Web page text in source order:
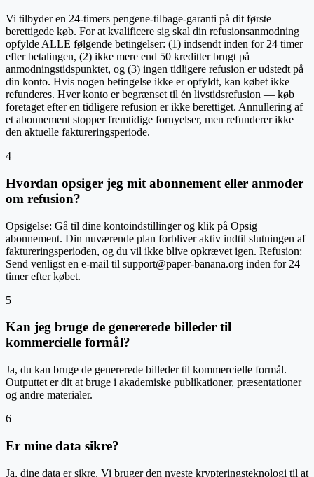
Vi tilbyder en 24-timers pengene-tilbage-garanti på dit første
berettigede køb. For at kvalificere sig skal din refusionsanmodning
opfylde ALLE følgende betingelser: (1) indsendt inden for 24 timer
efter betalingen, (2) ikke mere end 50 kreditter brugt på
anmodningstidspunktet, og (3) ingen tidligere refusion er udstedt på
din konto. Hvis nogen betingelse ikke er opfyldt, kan købet ikke
refunderes. Hver konto er begrænset til én livstidsrefusion — køb
foretaget efter en tidligere refusion er ikke berettiget. Annullering af
et abonnement stopper fremtidige fornyelser, men refunderer ikke
den aktuelle faktureringsperiode.
4
Hvordan opsiger jeg mit abonnement eller anmoder
om refusion?
Opsigelse: Gå til dine kontoindstillinger og klik på Opsig
abonnement. Din nuværende plan forbliver aktiv indtil slutningen af
faktureringsperioden, og du vil ikke blive opkrævet igen. Refusion:
Send venligst en e-mail til support@paper-banana.org inden for 24
timer efter købet.
5
Kan jeg bruge de genererede billeder til
kommercielle formål?
Ja, du kan bruge de genererede billeder til kommercielle formål.
Outputtet er dit at bruge i akademiske publikationer, præsentationer
og andre materialer.
6
Er mine data sikre?
Ja, dine data er sikre. Vi bruger den nyeste krypteringsteknologi til at